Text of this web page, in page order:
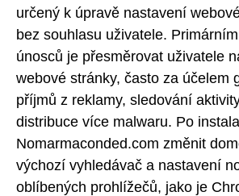
určený k úpravě nastavení
bez souhlasu uživatele.
únosců je přesměrovat uživatele
webové stránky, často za účelem
příjmů z reklamy, sledování
distribuce více malwaru. Po
Nomarmaconded.com změnit
výchozí vyhledávač a nastavení
oblíbených prohlížečů, jako je